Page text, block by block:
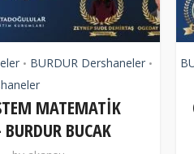
• BURDUR Dershaneler •
MATEMATİK
BUCAK